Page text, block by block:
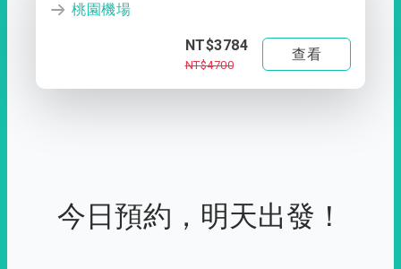
桃園機場
NT$3784
NT$4700
查看
今日預約，明天出發！